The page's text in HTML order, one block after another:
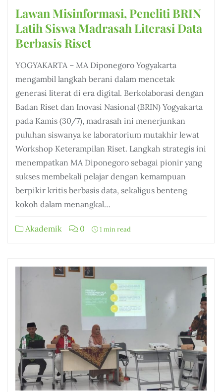
Lawan Misinformasi, Peneliti BRIN
Latih Siswa Madrasah Literasi Data
Berbasis Riset
YOGYAKARTA – MA Diponegoro Yogyakarta
mengambil langkah berani dalam mencetak
generasi literat di era digital. Berkolaborasi dengan
Badan Riset dan Inovasi Nasional (BRIN) Yogyakarta
pada Kamis (30/7), madrasah ini menerjunkan
puluhan siswanya ke laboratorium mutakhir lewat
Workshop Keterampilan Riset. Langkah strategis ini
menempatkan MA Diponegoro sebagai pionir yang
sukses membekali pelajar dengan kemampuan
berpikir kritis berbasis data, sekaligus benteng
kokoh dalam menangkal…
Akademik 0 1 min read